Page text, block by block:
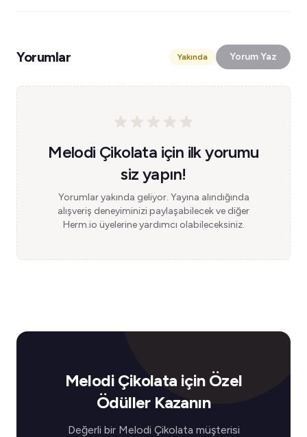
Yorumlar Yakında Yorum Yaz
Melodi Çikolata için ilk yorumu
siz yapın!
Yorumlar yakında geliyor. Yayına alındığında
alışveriş deneyiminizi paylaşabilecek ve diğer
Herm.io üyelerine yardımcı olabileceksiniz.
Melodi Çikolata için Özel
Ödüller Kazanın
Değerli bir Melodi Çikolata müşterisi